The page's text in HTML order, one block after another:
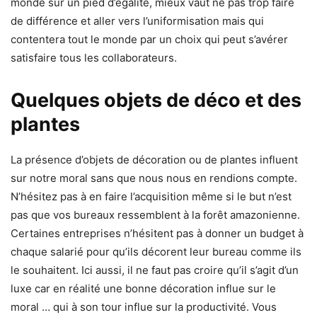
de différence et aller vers l’uniformisation mais qui
contentera tout le monde par un choix qui peut s’avérer
satisfaire tous les collaborateurs.
Quelques objets de déco et des
plantes
La présence d’objets de décoration ou de plantes influent
sur notre moral sans que nous nous en rendions compte.
N’hésitez pas à en faire l’acquisition même si le but n’est
pas que vos bureaux ressemblent à la forêt amazonienne.
Certaines entreprises n’hésitent pas à donner un budget à
chaque salarié pour qu’ils décorent leur bureau comme ils
le souhaitent. Ici aussi, il ne faut pas croire qu’il s’agit d’un
luxe car en réalité une bonne décoration influe sur le
moral … qui à son tour influe sur la productivité. Vous